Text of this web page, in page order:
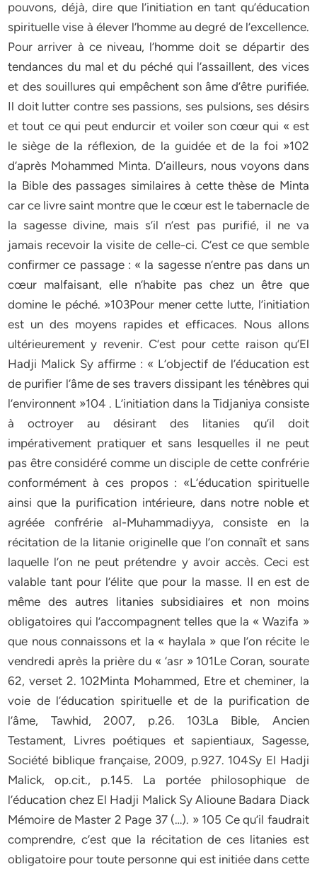
pouvons, déjà, dire que l’initiation en tant qu’éducation
spirituelle vise à élever l’homme au degré de l’excellence.
Pour arriver à ce niveau, l’homme doit se départir des
tendances du mal et du péché qui l’assaillent, des vices
et des souillures qui empêchent son âme d’être purifiée.
Il doit lutter contre ses passions, ses pulsions, ses désirs
et tout ce qui peut endurcir et voiler son cœur qui « est
le siège de la réflexion, de la guidée et de la foi »102
d’après Mohammed Minta. D’ailleurs, nous voyons dans
la Bible des passages similaires à cette thèse de Minta
car ce livre saint montre que le cœur est le tabernacle de
la sagesse divine, mais s’il n’est pas purifié, il ne va
jamais recevoir la visite de celle-ci. C’est ce que semble
confirmer ce passage : « la sagesse n’entre pas dans un
cœur malfaisant, elle n’habite pas chez un être que
domine le péché. »103Pour mener cette lutte, l’initiation
est un des moyens rapides et efficaces. Nous allons
ultérieurement y revenir. C’est pour cette raison qu’El
Hadji Malick Sy affirme : « L’objectif de l’éducation est
de purifier l’âme de ses travers dissipant les ténèbres qui
l’environnent »104 . L’initiation dans la Tidjaniya consiste
à octroyer au désirant des litanies qu’il doit
impérativement pratiquer et sans lesquelles il ne peut
pas être considéré comme un disciple de cette confrérie
conformément à ces propos : «L’éducation spirituelle
ainsi que la purification intérieure, dans notre noble et
agréée confrérie al-Muhammadiyya, consiste en la
récitation de la litanie originelle que l’on connaît et sans
laquelle l’on ne peut prétendre y avoir accès. Ceci est
valable tant pour l’élite que pour la masse. Il en est de
même des autres litanies subsidiaires et non moins
obligatoires qui l’accompagnent telles que la « Wazifa »
que nous connaissons et la « haylala » que l’on récite le
vendredi après la prière du « ‘asr » 101Le Coran, sourate
62, verset 2. 102Minta Mohammed, Etre et cheminer, la
voie de l’éducation spirituelle et de la purification de
l’âme, Tawhid, 2007, p.26. 103La Bible, Ancien
Testament, Livres poétiques et sapientiaux, Sagesse,
Société biblique française, 2009, p.927. 104Sy El Hadji
Malick, op.cit., p.145. La portée philosophique de
l’éducation chez El Hadji Malick Sy Alioune Badara Diack
Mémoire de Master 2 Page 37 (…). » 105 Ce qu’il faudrait
comprendre, c’est que la récitation de ces litanies est
obligatoire pour toute personne qui est initiée dans cette